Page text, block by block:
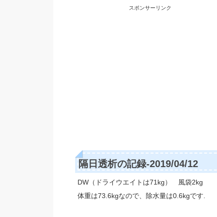
スポンサーリンク
隔日透析の記録-2019/04/12
DW（ドライウエイトは71kg） 風袋2kg
体重は73.6kgなので、除水量は0.6kgです.